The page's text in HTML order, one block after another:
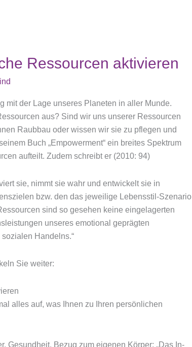
Ressourcen aktivieren
mit der Lage unseres Planeten in aller Munde.
aus? Sind wir uns unserer Ressourcen
Raubbau oder wissen wir sie zu pflegen und
Buch „Empowerment“ ein breites Spektrum
aufteilt. Zudem schreibt er (2010: 94)
sie, nimmt sie wahr und entwickelt sie in
bzw. den das jeweilige Lebensstil-Szenario
sind so gesehen keine eingelagerten
unseres emotional geprägten
Handelns.“
Sie weiter:
alles auf, was Ihnen zu Ihren persönlichen
Gesundheit, Bezug zum eigenen Körper: „Das In-